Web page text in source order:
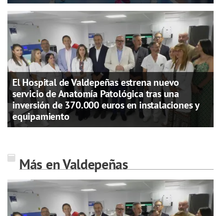
El Hospital de Valdepeñas estrena nuevo
servicio de Anatomía Patológica tras una
inversión de 370.000 euros en instalaciones y
equipamiento
Más en Valdepeñas